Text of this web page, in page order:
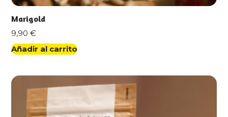
Marigold
9,90€
Añadir al carrito